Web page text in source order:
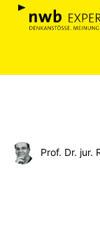
Prof. Dr. jur.